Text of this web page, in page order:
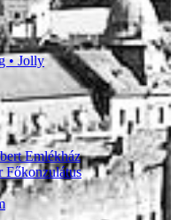
• Jolly
Emlékház
Főkonzulátus